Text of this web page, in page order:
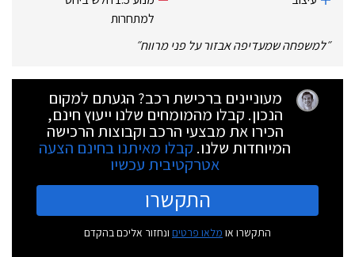
למתחרות
״למשפחה שמעדיפה אבזור על פני מרווח״
מעוניינים ברכישת רכב? הגעתם למקום
הנכון. קבלו מהמומחים שלנו ייעוץ חינם,
הכירו את מבצעי הרכב וקבוצות הרכישה
המיוחדות שלנו. קבלו מאיתנו בחינם הצעה
אטרקטיבית עכשיו
התקשרו
התקשרו או מלאו פרטים ונחזור אליכם בהקדם